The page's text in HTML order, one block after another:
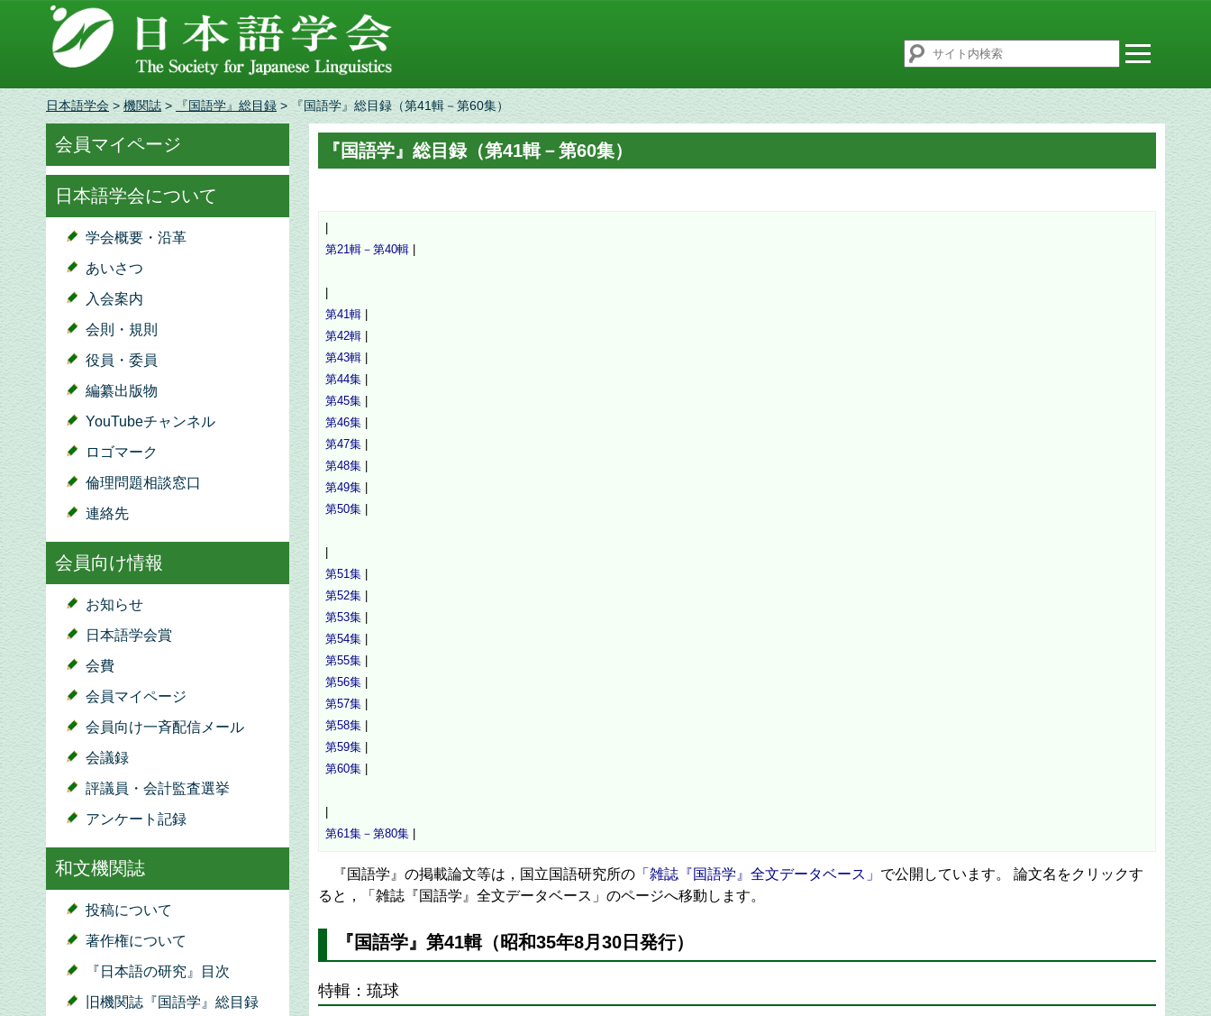
日本語学会> 機関誌 > 『国語学』総目録 > 『国語学』総目録（第41輯－第60集）
会員マイページ
日本語学会について
学会概要・沿革
あいさつ
入会案内
会則・規則
役員・委員
編纂出版物
YouTubeチャンネル
ロゴマーク
倫理問題相談窓口
連絡先
会員向け情報
お知らせ
日本語学会賞
会費
会員マイページ
会員向け一斉配信メール
会議録
評議員・会計監査選挙
アンケート記録
和文機関誌
投稿について
著作権について
『日本語の研究』目次
旧機関誌『国語学』総目録
『国語学』総目録（第41輯－第60集）
第21輯－第40輯|
第41輯|
第42輯|
第43輯|
第44集|
第45集|
第46集|
第47集|
第48集|
第49集|
第50集|
第51集|
第52集|
第53集|
第54集|
第55集|
第56集|
第57集|
第58集|
第59集|
第60集|
第61集－第80集|
『国語学』の掲載論文等は，国立国語研究所の 「雑誌『国語学』全文データベース」 で公開しています。 論文名をクリックす
ると，「雑誌『国語学』全文データベース」のページへ移動します。
『国語学』第41輯（昭和35年8月30日発行）
特輯：琉球